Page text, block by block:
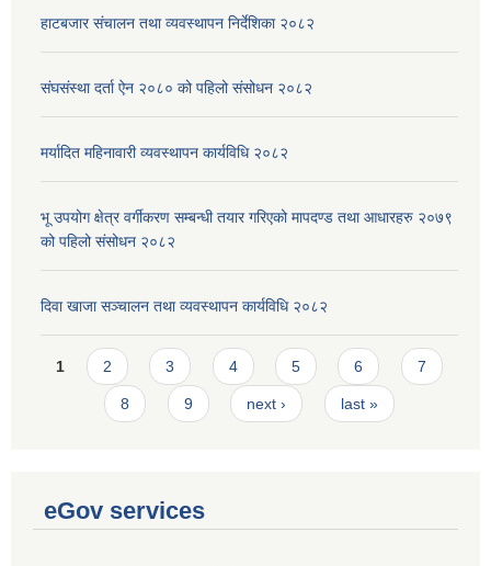
हाटबजार संचालन तथा व्यवस्थापन निर्देशिका २०८२
संघसंस्था दर्ता ऐन २०८० को पहिलो संसोधन २०८२
मर्यादित महिनावारी व्यवस्थापन कार्यविधि २०८२
भू उपयोग क्षेत्र वर्गीकरण सम्बन्धी तयार गरिएको मापदण्ड तथा आधारहरु २०७९
को पहिलो संसोधन २०८२
दिवा खाजा सञ्चालन तथा व्यवस्थापन कार्यविधि २०८२
Pages
1 2 3 4 5 6 7
8 9 next › last »
eGov services